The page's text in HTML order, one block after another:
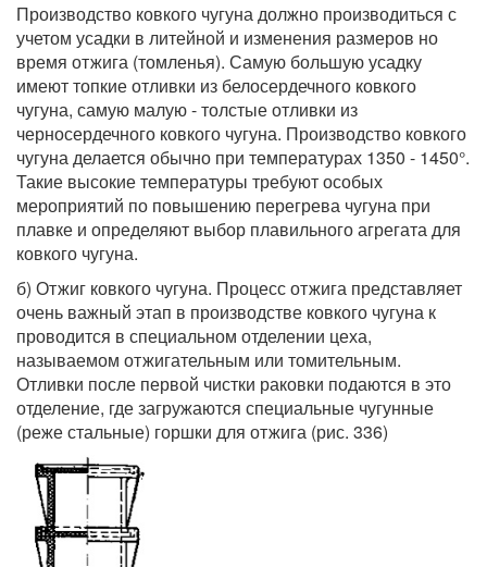
Производство ковкого чугуна должно производиться с
учетом усадки в литейной и изменения размеров но
время отжига (томленья). Самую большую усадку
имеют топкие отливки из белосердечного ковкого
чугуна, самую малую - толстые отливки из
черносердечного ковкого чугуна. Производство ковкого
чугуна делается обычно при температурах 1350 - 1450°.
Такие высокие температуры требуют особых
мероприятий по повышению перегрева чугуна при
плавке и определяют выбор плавильного агрегата для
ковкого чугуна.
б) Отжиг ковкого чугуна. Процесс отжига представляет
очень важный этап в производстве ковкого чугуна к
проводится в специальном отделении цеха,
называемом отжигательным или томительным.
Отливки после первой чистки раковки подаются в это
отделение, где загружаются специальные чугунные
(реже стальные) горшки для отжига (рис. 336)